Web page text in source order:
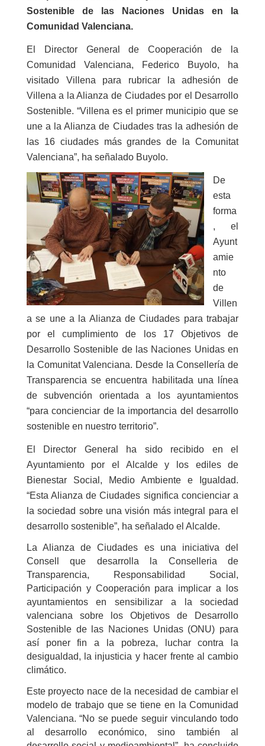
Sostenible de las Naciones Unidas en la
Comunidad Valenciana.
El Director General de Cooperación de la
Comunidad Valenciana, Federico Buyolo, ha
visitado Villena para rubricar la adhesión de
Villena a la Alianza de Ciudades por el Desarrollo
Sostenible. “Villena es el primer municipio que se
une a la Alianza de Ciudades tras la adhesión de
las 16 ciudades más grandes de la Comunitat
Valenciana”, ha señalado Buyolo.
De
esta
forma
, el
Ayunt
amie
nto
de
Villen
a se une a la Alianza de Ciudades para trabajar
por el cumplimiento de los 17 Objetivos de
Desarrollo Sostenible de las Naciones Unidas en
la Comunitat Valenciana. Desde la Consellería de
Transparencia se encuentra habilitada una línea
de subvención orientada a los ayuntamientos
“para concienciar de la importancia del desarrollo
sostenible en nuestro territorio”.
El Director General ha sido recibido en el
Ayuntamiento por el Alcalde y los ediles de
Bienestar Social, Medio Ambiente e Igualdad.
“Esta Alianza de Ciudades significa concienciar a
la sociedad sobre una visión más integral para el
desarrollo sostenible”, ha señalado el Alcalde.
La Alianza de Ciudades es una iniciativa del
Consell que desarrolla la Conselleria de
Transparencia, Responsabilidad Social,
Participación y Cooperación para implicar a los
ayuntamientos en sensibilizar a la sociedad
valenciana sobre los Objetivos de Desarrollo
Sostenible de las Naciones Unidas (ONU) para
así poner fin a la pobreza, luchar contra la
desigualdad, la injusticia y hacer frente al cambio
climático.
Este proyecto nace de la necesidad de cambiar el
modelo de trabajo que se tiene en la Comunidad
Valenciana. “No se puede seguir vinculando todo
al desarrollo económico, sino también al